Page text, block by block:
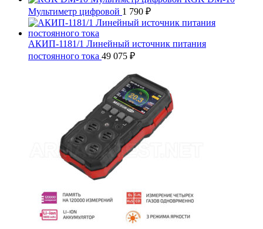
Мультиметр цифровой 1 790 ₽
АКИП-1181/1 Линейный источник питания
постоянного тока 49 075 ₽